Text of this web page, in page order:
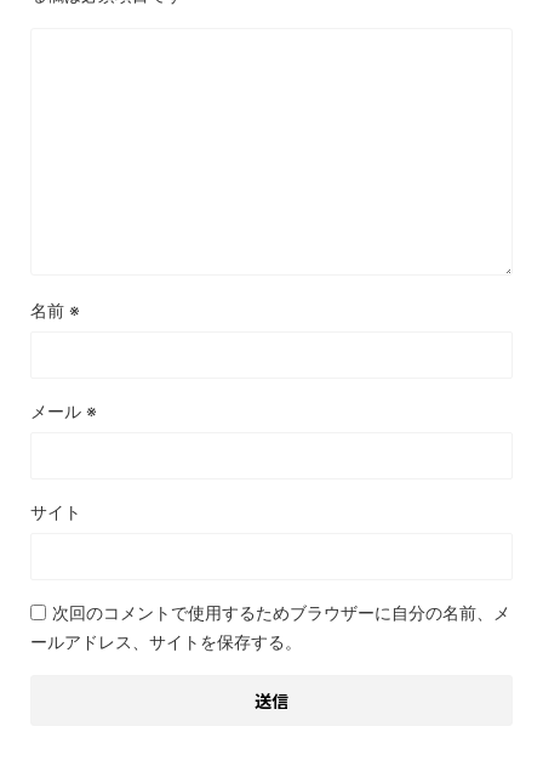
名前 ※
メール ※
サイト
次回のコメントで使用するためブラウザーに自分の名前、メ
ールアドレス、サイトを保存する。